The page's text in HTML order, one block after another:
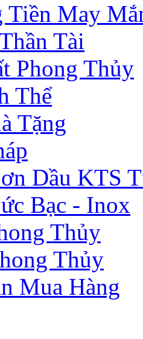
Tiền May
Tài
Phong Thủy
Thể
Tặng
Dầu KTS
Bạc - Inox
Thủy
Thủy
Mua Hàng